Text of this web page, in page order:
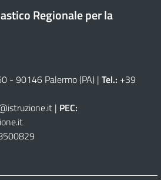
Regionale per la
- 90146 Palermo (PA) | Tel.: +39
| PEC: